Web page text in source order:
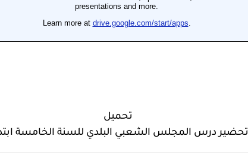
تحميل
تحضير درس المجلس الشعبي البلدي للسنة الخامسة